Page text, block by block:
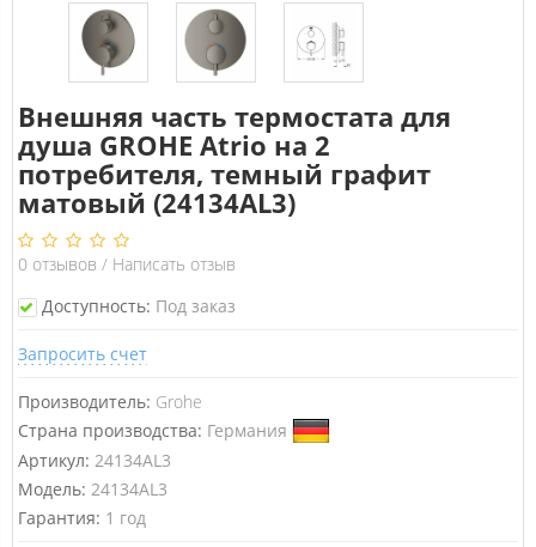
Внешняя часть термостата для
душа GROHE Atrio на 2
потребителя, темный графит
матовый (24134AL3)
0 отзывов / Написать отзыв
Доступность: Под заказ
Запросить счет
Производитель: Grohe
Страна производства: Германия
Артикул: 24134AL3
Модель: 24134AL3
Гарантия: 1 год